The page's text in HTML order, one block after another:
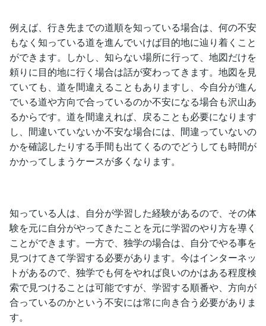
例えば、行き先までの道順を知っている場合は、何の不安
もなく知っている道を進んでいけば目的地に辿り着くこと
ができます。しかし、知らない場所に行って、地図だけを
頼りに目的地に行く場合は話が変わってきます。地図を見
ていても、道を間違えることもありますし、今自分が進ん
でいる道や方向で合っているのか不安になる場合も沢山あ
るからです。道を間違えれば、戻ることも必要になります
し、間違いていないか不安な場合には、間違っていないの
かを確認したりする手間も出てくるのでどうしても時間が
かかってしまうケースが多くなります。
知っている人は、自分が学習した経験があるので、その体
験を元に自分がやってきたことを元に学習のやり方を導く
ことができます。一方で、独学の場合は、自分でやる事を
見つけてきて学習する必要があります。今はインターネッ
トがあるので、独学でも何をやれば良いのかはある程度検
索で見つけることは可能ですが、学習する順番や、方向が
合っているのかという不安には常に向き合う必要がありま
す。